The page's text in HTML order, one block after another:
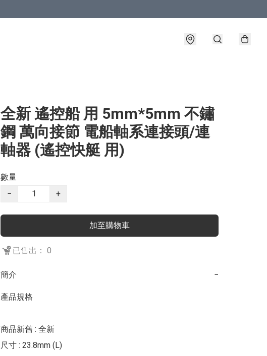
全新 遙控船 用 5mm*5mm 不鏽
鋼 萬向接節 電船軸系連接頭/連
軸器 (遙控快艇 用)
數量
−
+
加至購物車
已售出： 0
簡介 −
產品規格
商品新舊 : 全新
尺寸 : 23.8mm (L)